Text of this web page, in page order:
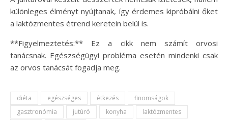
különleges élményt nyújtanak, így érdemes kipróbálni őket
a laktózmentes étrend keretein belül is.
**Figyelmeztetés:** Ez a cikk nem számít orvosi
tanácsnak. Egészségügyi probléma esetén mindenki csak
az orvos tanácsát fogadja meg.
diéta egészséges étkezés
finomságok
gasztronómia
jutúró konyha
laktózmentes